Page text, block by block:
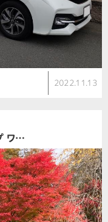
2022.11.13
ワ…